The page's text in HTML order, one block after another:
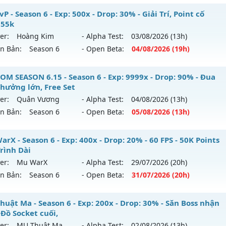
- Season 6 - Exp: 500x - Drop: 30% - Giải Trí, Point cố
Hoàng Kim - Alpha Test: 03/08/2026 (13h)
Bản:
Season 6 - Open Beta: 04/08/2026 (19h)
PvP - Giải Trí, Point cố định 55k
mới ra tháng 08 2026 - Mở máy chủHoàng Kim
500x - Drop: 30%
loại: Mu Nguyên bản Webzen
Anti Vip bắt hack tuyệt đối
SEASON 6.15 - Season 6 - Exp: 9999x - Drop: 90% - Đua
lớn, Free Set
Quân Vương - Alpha Test: 04/08/2026 (13h)
Bản:
Season 6 - Open Beta: 05/08/2026 (13h)
SEASON 6.15 - Đua Top thưởng lớn, Free Set
mới ra tháng 08 2026 - Mở máy chủQuân Vương
9999x - Drop: 90%
loại: Mu Bán Đồ Full Trong Shop
- Season 6 - Exp: 400x - Drop: 20% - 60 FPS - 50K Points
Dài
Mu WarX - Alpha Test: 29/07/2026 (20h)
Bản:
Season 6 - Open Beta: 31/07/2026 (20h)
WarX - 60 FPS - 50K Points - Lộ Trình Dài
mới ra tháng 07 2026 - Mở máy chủMu WarXvào 20h
Ma - Season 6 - Exp: 200x - Drop: 30% - Săn Boss nhận
Socket cuối,